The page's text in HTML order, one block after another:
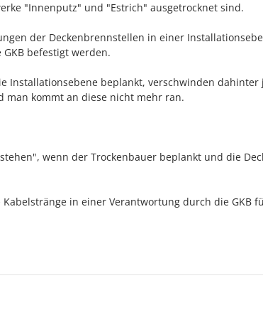
"Innenputz" und "Estrich" ausgetrocknet sind.
der Deckenbrennstellen in einer
befestigt werden.
Installationsebene beplankt, verschwinden dahinter
man kommt an diese nicht mehr ran.
wenn der Trockenbauer beplankt und die
in einer Verantwortung durch die GKB